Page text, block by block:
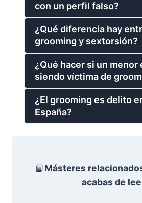
con un perfil falso?
¿Qué diferencia hay
grooming y sextorsión?
¿Qué hacer si un menor
siendo víctima de
¿El grooming es delito
España?
📘Másteres
acabas de